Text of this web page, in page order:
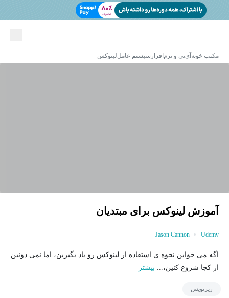
مکتب خونه آی‌تی و نرم‌افزار سیستم عامللینوکس
آموزش لینوکس برای مبتدیان
Udemy
Jason Cannon
اگه می خواین نحوه ی استفاده از لینوکس رو یاد بگیرین، اما نمی دونین
از کجا شروع کنین،... بیشتر
زیرنویس